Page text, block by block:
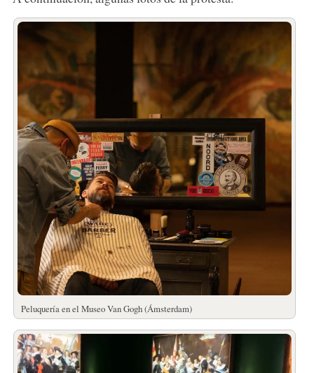
Peluquería en el Museo Van Gogh (Ámsterdam)